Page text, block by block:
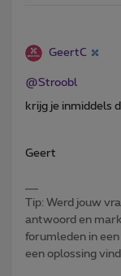
GeertC
@Stroobl
krijg je inmiddels
Geert
Tip: Werd jouw
antwoord en
forumleden in
een oplossing